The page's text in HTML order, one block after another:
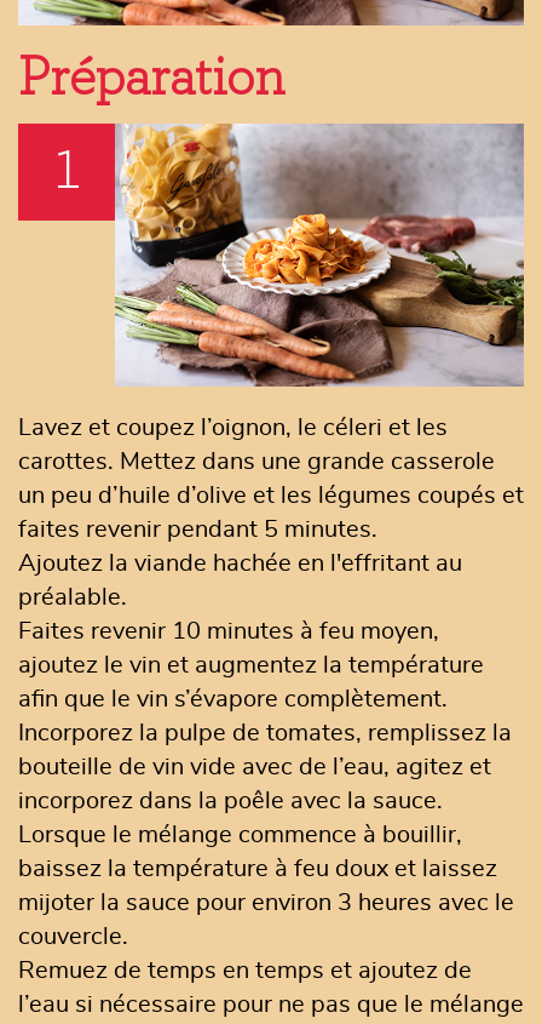
Préparation
1
Lavez et coupez l’oignon, le céleri et les
carottes. Mettez dans une grande casserole
un peu d’huile d’olive et les légumes coupés et
faites revenir pendant 5 minutes.
Ajoutez la viande hachée en l'effritant au
préalable.
Faites revenir 10 minutes à feu moyen,
ajoutez le vin et augmentez la température
afin que le vin s’évapore complètement.
Incorporez la pulpe de tomates, remplissez la
bouteille de vin vide avec de l’eau, agitez et
incorporez dans la poêle avec la sauce.
Lorsque le mélange commence à bouillir,
baissez la température à feu doux et laissez
mijoter la sauce pour environ 3 heures avec le
couvercle.
Remuez de temps en temps et ajoutez de
l’eau si nécessaire pour ne pas que le mélange